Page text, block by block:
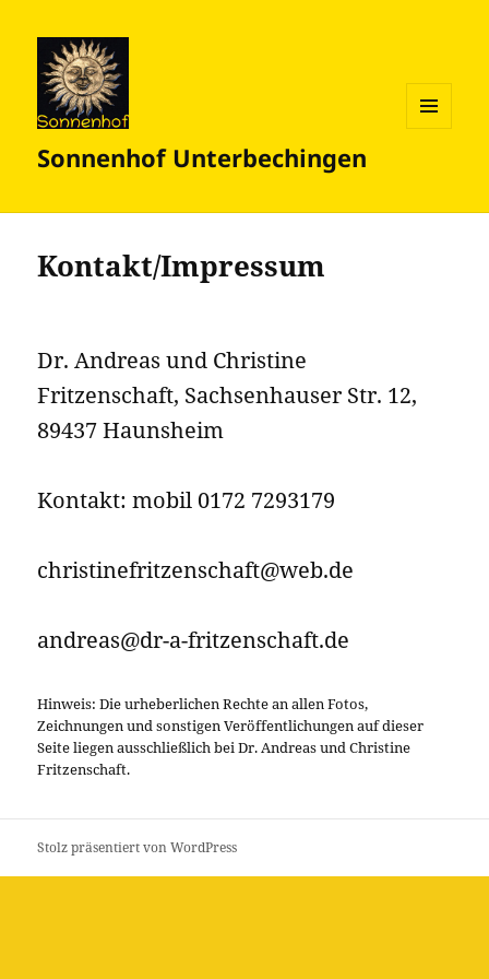
Sonnenhof Unterbechingen
Kontakt/Impressum
Dr. Andreas und Christine
Fritzenschaft, Sachsenhauser Str. 12,
89437 Haunsheim
Kontakt: mobil 0172 7293179
christinefritzenschaft@web.de
andreas@dr-a-fritzenschaft.de
Hinweis: Die urheberlichen Rechte an allen Fotos,
Zeichnungen und sonstigen Veröffentlichungen auf dieser
Seite liegen ausschließlich bei Dr. Andreas und Christine
Fritzenschaft.
Stolz präsentiert von WordPress